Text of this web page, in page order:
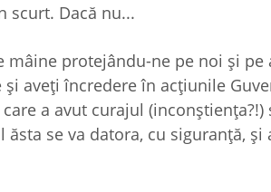
scurt. Dacă nu...
mâine protejându-ne pe noi şi
aveţi încredere în acţiunile
a avut curajul
se va datora, cu siguranţă,